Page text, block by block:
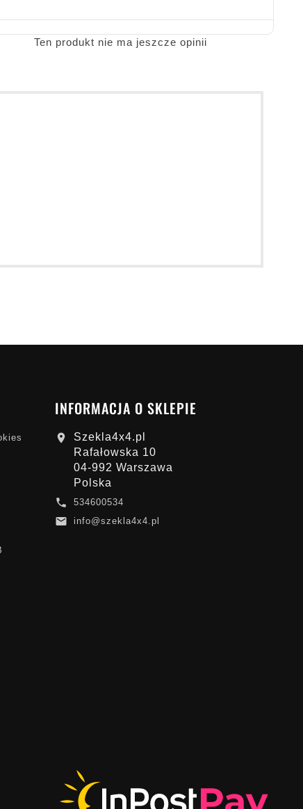
Ten produkt nie ma jeszcze opinii
INFORMACJA O SKLEPIE

Szekla4x4.pl
Rafałowska 10
04-992 Warszawa
Polska
 534600534
 info@szekla4x4.pl